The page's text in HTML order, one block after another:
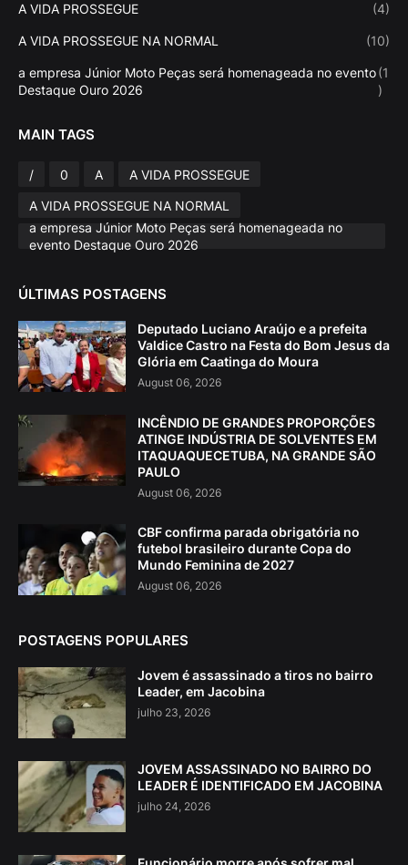
A VIDA PROSSEGUE (4)
A VIDA PROSSEGUE NA NORMAL (10)
a empresa Júnior Moto Peças será homenageada no evento
Destaque Ouro 2026
(1
)
MAIN TAGS
/ 0 A
A VIDA PROSSEGUE
A VIDA PROSSEGUE NA NORMAL
a empresa Júnior Moto Peças será homenageada no
evento Destaque Ouro 2026
ÚLTIMAS POSTAGENS
Deputado Luciano Araújo e a prefeita
Valdice Castro na Festa do Bom Jesus da
Glória em Caatinga do Moura
August 06, 2026
INCÊNDIO DE GRANDES PROPORÇÕES
ATINGE INDÚSTRIA DE SOLVENTES EM
ITAQUAQUECETUBA, NA GRANDE SÃO
PAULO
August 06, 2026
CBF confirma parada obrigatória no
futebol brasileiro durante Copa do
Mundo Feminina de 2027
August 06, 2026
POSTAGENS POPULARES
Jovem é assassinado a tiros no bairro
Leader, em Jacobina
julho 23, 2026
JOVEM ASSASSINADO NO BAIRRO DO
LEADER É IDENTIFICADO EM JACOBINA
julho 24, 2026